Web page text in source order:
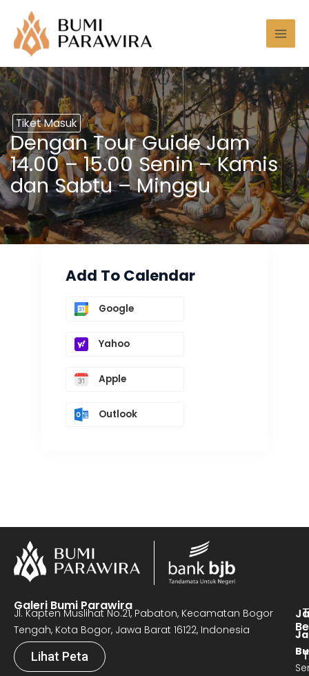
konten
Tiket Masuk
Dengan Tour Guide Jam
14.00 – 15.00 Senin – Kamis
dan Sabtu – Minggu
Add To Calendar
Google
Yahoo
Apple
Outlook
Galeri Bumi Parawira
Jl. Kapten Muslihat No.21, Pabaton, Kecamatan Bogor
Tengah, Kota Bogor, Jawa Barat 16122, Indonesia
Lihat Peta